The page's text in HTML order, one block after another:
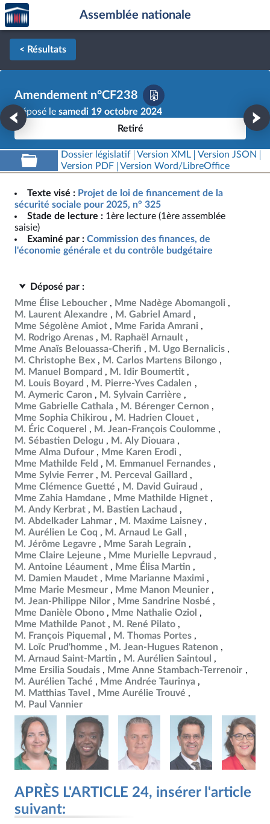
Aller au contenu
Aller en bas de la page
Accèder
à la
page
d'accueil
Assemblée nationale
< Résultats
Amendement n°CF238
Déposé le samedi 19 octobre 2024
Retiré
Dossier législatif Version XML
Version JSON
Version PDF
Version Word/LibreOffice
Texte visé : Projet de loi de financement de la
sécurité sociale pour 2025, n° 325
Stade de lecture : 1ère lecture (1ère assemblée
saisie)
Examiné par : Commission des finances, de
l'économie générale et du contrôle budgétaire
Déposé par :
Mme Élise Leboucher
Mme Nadège Abomangoli
M. Laurent Alexandre
M. Gabriel Amard
Mme Ségolène Amiot
Mme Farida Amrani
M. Rodrigo Arenas
M. Raphaël Arnault
Mme Anaïs Belouassa-Cherifi
M. Ugo Bernalicis
M. Christophe Bex
M. Carlos Martens Bilongo
M. Manuel Bompard
M. Idir Boumertit
M. Louis Boyard
M. Pierre-Yves Cadalen
M. Aymeric Caron
M. Sylvain Carrière
Mme Gabrielle Cathala
M. Bérenger Cernon
Mme Sophia Chikirou
M. Hadrien Clouet
M. Éric Coquerel
M. Jean-François Coulomme
M. Sébastien Delogu
M. Aly Diouara
Mme Alma Dufour
Mme Karen Erodi
Mme Mathilde Feld
M. Emmanuel Fernandes
Mme Sylvie Ferrer
M. Perceval Gaillard
Mme Clémence Guetté
M. David Guiraud
Mme Zahia Hamdane
Mme Mathilde Hignet
M. Andy Kerbrat
M. Bastien Lachaud
M. Abdelkader Lahmar
M. Maxime Laisney
M. Aurélien Le Coq
M. Arnaud Le Gall
M. Jérôme Legavre
Mme Sarah Legrain
Mme Claire Lejeune
Mme Murielle Lepvraud
M. Antoine Léaument
Mme Élisa Martin
M. Damien Maudet
Mme Marianne Maximi
Mme Marie Mesmeur
Mme Manon Meunier
M. Jean-Philippe Nilor
Mme Sandrine Nosbé
Mme Danièle Obono
Mme Nathalie Oziol
Mme Mathilde Panot
M. René Pilato
M. François Piquemal
M. Thomas Portes
M. Loïc Prud'homme
M. Jean-Hugues Ratenon
M. Arnaud Saint-Martin
M. Aurélien Saintoul
Mme Ersilia Soudais
Mme Anne Stambach-Terrenoir
M. Aurélien Taché
Mme Andrée Taurinya
M. Matthias Tavel
Mme Aurélie Trouvé
M. Paul Vannier
APRÈS L'ARTICLE 24, insérer l'article
suivant: